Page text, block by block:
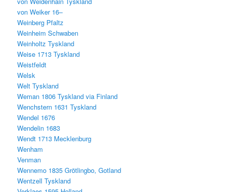
von Weiker 16–
Weinberg Pfaltz
Weinheim Schwaben
Weinholtz Tyskland
Weise 1713 Tyskland
Weistfeldt
Welsk
Welt Tyskland
Weman 1806 Tyskland via Finland
Wenchstern 1631 Tyskland
Wendel 1676
Wendelin 1683
Wendt 1713 Mecklenburg
Wenham
Venman
Wennemo 1835 Grötlingbo, Gotland
Wentzell Tyskland